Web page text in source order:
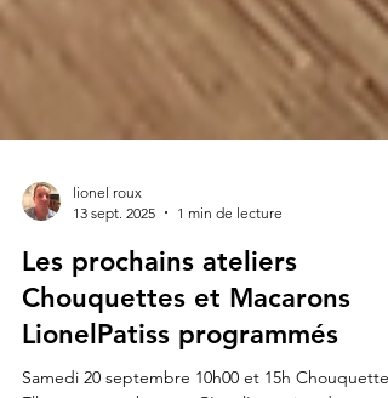
13 sept. 2025
1 min de lecture
Les prochains ateliers
Chouquettes et Macarons
LionelPatiss programmés